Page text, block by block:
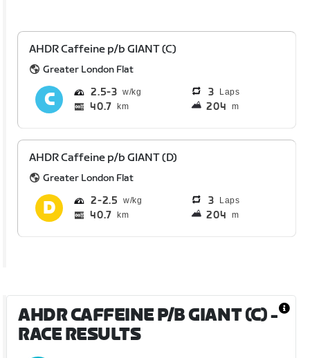
AHDR Caffeine p/b GIANT (C)
Greater London Flat
2.5 3 3 Laps
40.7 km 204 m
AHDR Caffeine p/b GIANT (D)
Greater London Flat
2 2.5 3 Laps
40.7 km 204 m
AHDR CAFFEINE P/B GIANT (C)-
RACE RESULTS